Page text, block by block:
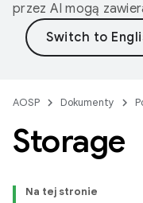
przez AI mogą
AOSP Dokumenty
Storage
Na tej stronie